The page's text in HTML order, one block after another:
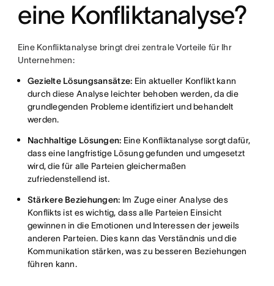
eine Konfliktanalyse?
Eine Konfliktanalyse bringt drei zentrale Vorteile für Ihr
Unternehmen:
Gezielte Lösungsansätze: Ein aktueller Konflikt kann
durch diese Analyse leichter behoben werden, da die
grundlegenden Probleme identifiziert und behandelt
werden.
Nachhaltige Lösungen: Eine Konfliktanalyse sorgt dafür,
dass eine langfristige Lösung gefunden und umgesetzt
wird, die für alle Parteien gleichermaßen
zufriedenstellend ist.
Stärkere Beziehungen: Im Zuge einer Analyse des
Konflikts ist es wichtig, dass alle Parteien Einsicht
gewinnen in die Emotionen und Interessen der jeweils
anderen Parteien. Dies kann das Verständnis und die
Kommunikation stärken, was zu besseren Beziehungen
führen kann.